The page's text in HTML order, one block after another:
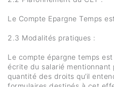
Le Compte Epargne Temps
2.3 Modalités pratiques :
Le compte épargne temps
écrite du salarié mentionnant
quantité des droits qu’il